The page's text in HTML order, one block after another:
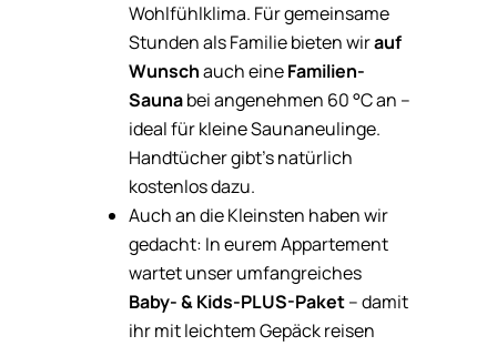
Wohlfühlklima. Für gemeinsame
Stunden als Familie bieten wirauf
Wunschauch eineFamilien-
Saunabei angenehmen 60 °C an –
ideal für kleine Saunaneulinge.
Handtücher gibt’s natürlich
kostenlos dazu.
Auch an die Kleinsten haben wir
gedacht: In eurem Appartement
wartet unser umfangreiches
Baby- & Kids-PLUS-Paket– damit
ihr mit leichtem Gepäck reisen